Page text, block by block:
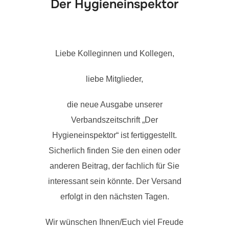
Der Hygieneinspektor
Liebe Kolleginnen und Kollegen,
liebe Mitglieder,
die neue Ausgabe unserer
Verbandszeitschrift „Der
Hygieneinspektor“ ist fertiggestellt.
Sicherlich finden Sie den einen oder
anderen Beitrag, der fachlich für Sie
interessant sein könnte. Der Versand
erfolgt in den nächsten Tagen.
Wir wünschen Ihnen/Euch viel Freude